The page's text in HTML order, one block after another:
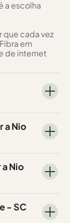
a escolha
que cada vez
em
de internet
a Nio
Nio
- SC